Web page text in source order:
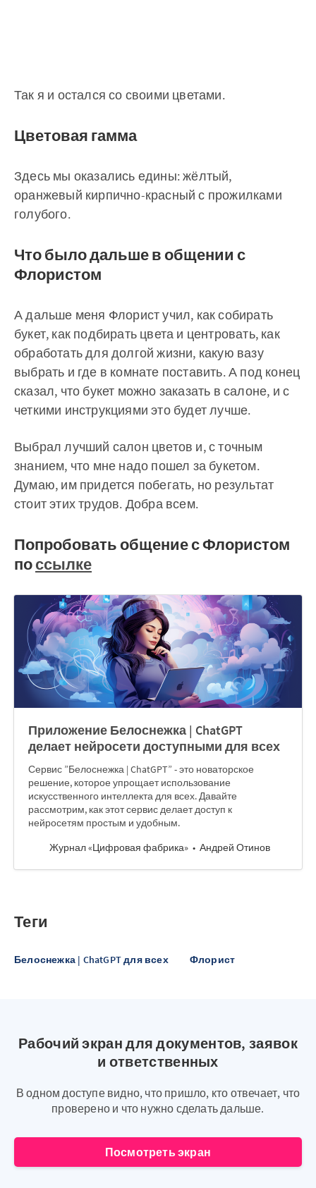
Так я и остался со своими цветами.
Цветовая гамма
Здесь мы оказались едины: жёлтый,
оранжевый кирпично-красный с прожилками
голубого.
Что было дальше в общении с
Флористом
А дальше меня Флорист учил, как собирать
букет, как подбирать цвета и центровать, как
обработать для долгой жизни, какую вазу
выбрать и где в комнате поставить. А под конец
сказал, что букет можно заказать в салоне, и с
четкими инструкциями это будет лучше.
Выбрал лучший салон цветов и, с точным
знанием, что мне надо пошел за букетом.
Думаю, им придется побегать, но результат
стоит этих трудов. Добра всем.
Попробовать общение с Флористом
поссылке
Приложение Белоснежка | ChatGPT
делает нейросети доступными для всех
Сервис ”Белоснежка | ChatGPT” - это новаторское
решение, которое упрощает использование
искусственного интеллекта для всех. Давайте
рассмотрим, как этот сервис делает доступ к
нейросетям простым и удобным.
Журнал «Цифровая фабрика»
Андрей Отинов
Теги
Белоснежка | ChatGPT для всех Флорист
Рабочий экран для документов, заявок
и ответственных
В одном доступе видно, что пришло, кто отвечает, что
проверено и что нужно сделать дальше.
Посмотреть экран